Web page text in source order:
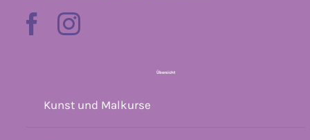
Übersicht
Kunst und Malkurse